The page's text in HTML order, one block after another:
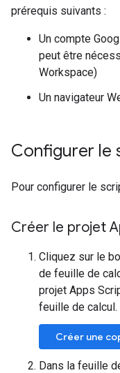
prérequis suivants :
Un compte
peut être
Workspace)
Un navigateur
Configurer le
Pour configurer le
Créer le projet
Cliquez sur le
de feuille de
projet Apps
feuille de calcul.
Créer une
Dans la feuille